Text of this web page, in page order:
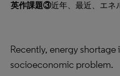
英作課題③近年、最近、エネ
Recently, energy shortage
socioeconomic problem.